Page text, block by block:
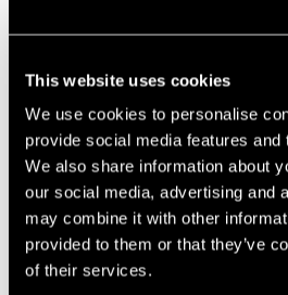
This website uses cookies
We use cookies to personalise
provide social media features and
We also share information about
our social media, advertising and
may combine it with other
provided to them or that they’ve
of their services.
Park Kaktusów
Oficjalnie Park Roślin
Sukulentów Ayia Napa, jest wart
wycieczki z Protaras. Znajduje się